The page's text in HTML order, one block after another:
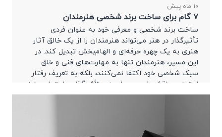
10 ماه پیش
۷ گام برای ساخت برند شخصی هنرمندان
ساخت برند شخصی و معرفی خود به عنوان فردی
تأثیرگذار در هنر می‌تواند هنرمندان را از یک خالق آثار
هنری به یک چهره حرفه‌ای و الهام‌بخش تبدیل کند. در
این مسیر، هنرمندان تنها به مهارت‌های فنی و خلق
سبک شخصی خود اکتفا نمی‌کنند، بلکه به تعریف رفتار
اجتماعی، نقش خود در جامعه و تأثیرگذاری اجتماعی نیز
می‌پردازند.